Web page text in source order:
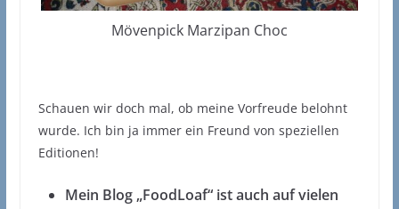
Mövenpick Marzipan Choc
Schauen wir doch mal, ob meine Vorfreude belohnt
wurde. Ich bin ja immer ein Freund von speziellen
Editionen!
Mein Blog „FoodLoaf“ ist auch auf vielen